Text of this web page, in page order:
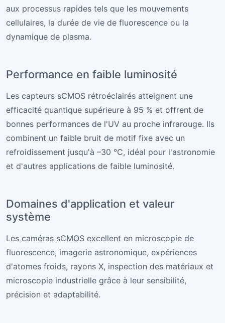
aux processus rapides tels que les mouvements
cellulaires, la durée de vie de fluorescence ou la
dynamique de plasma.
Performance en faible luminosité
Les capteurs sCMOS rétroéclairés atteignent une
efficacité quantique supérieure à 95 % et offrent de
bonnes performances de l'UV au proche infrarouge. Ils
combinent un faible bruit de motif fixe avec un
refroidissement jusqu'à –30 °C, idéal pour l'astronomie
et d'autres applications de faible luminosité.
Domaines d'application et valeur
système
Les caméras sCMOS excellent en microscopie de
fluorescence, imagerie astronomique, expériences
d'atomes froids, rayons X, inspection des matériaux et
microscopie industrielle grâce à leur sensibilité,
précision et adaptabilité.